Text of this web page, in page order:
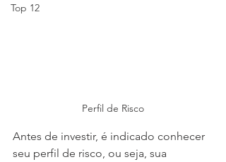
Top 12
Perfil de Risco
Antes de investir, é indicado conhecer
seu perfil de risco, ou seja, sua